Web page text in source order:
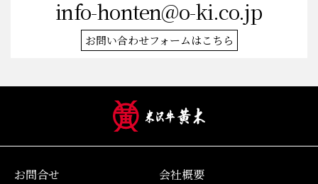
info-honten@o-ki.co.jp
お問い合わせフォームはこちら
お問合せ
会社概要